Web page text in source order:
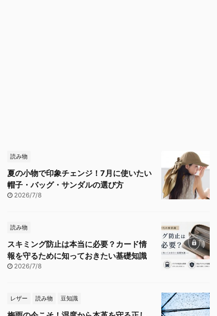
読み物
夏の小物で印象チェンジ！7月に使いたい
帽子・バッグ・サンダルの選び方
2026/7/8
読み物
スキミング防止は本当に必要？カード情
報を守るために知っておきたい基礎知識
2026/7/8
レザー 読み物 豆知識